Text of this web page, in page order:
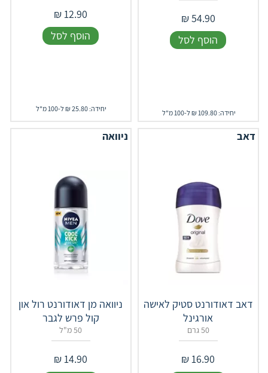
54.90
₪
הוסף לסל
יחידה: 109.80 ₪ ל-100 מ"ל
12.90
₪
הוסף לסל
יחידה: 25.80 ₪ ל-100 מ"ל
דאב
דאב דאודורנט סטיק לאישה
אורגינל
50 גרם
16.90
₪
ניוואה
ניוואה מן דאודורנט רול און
קול פרש לגבר
50 מ"ל
14.90
₪